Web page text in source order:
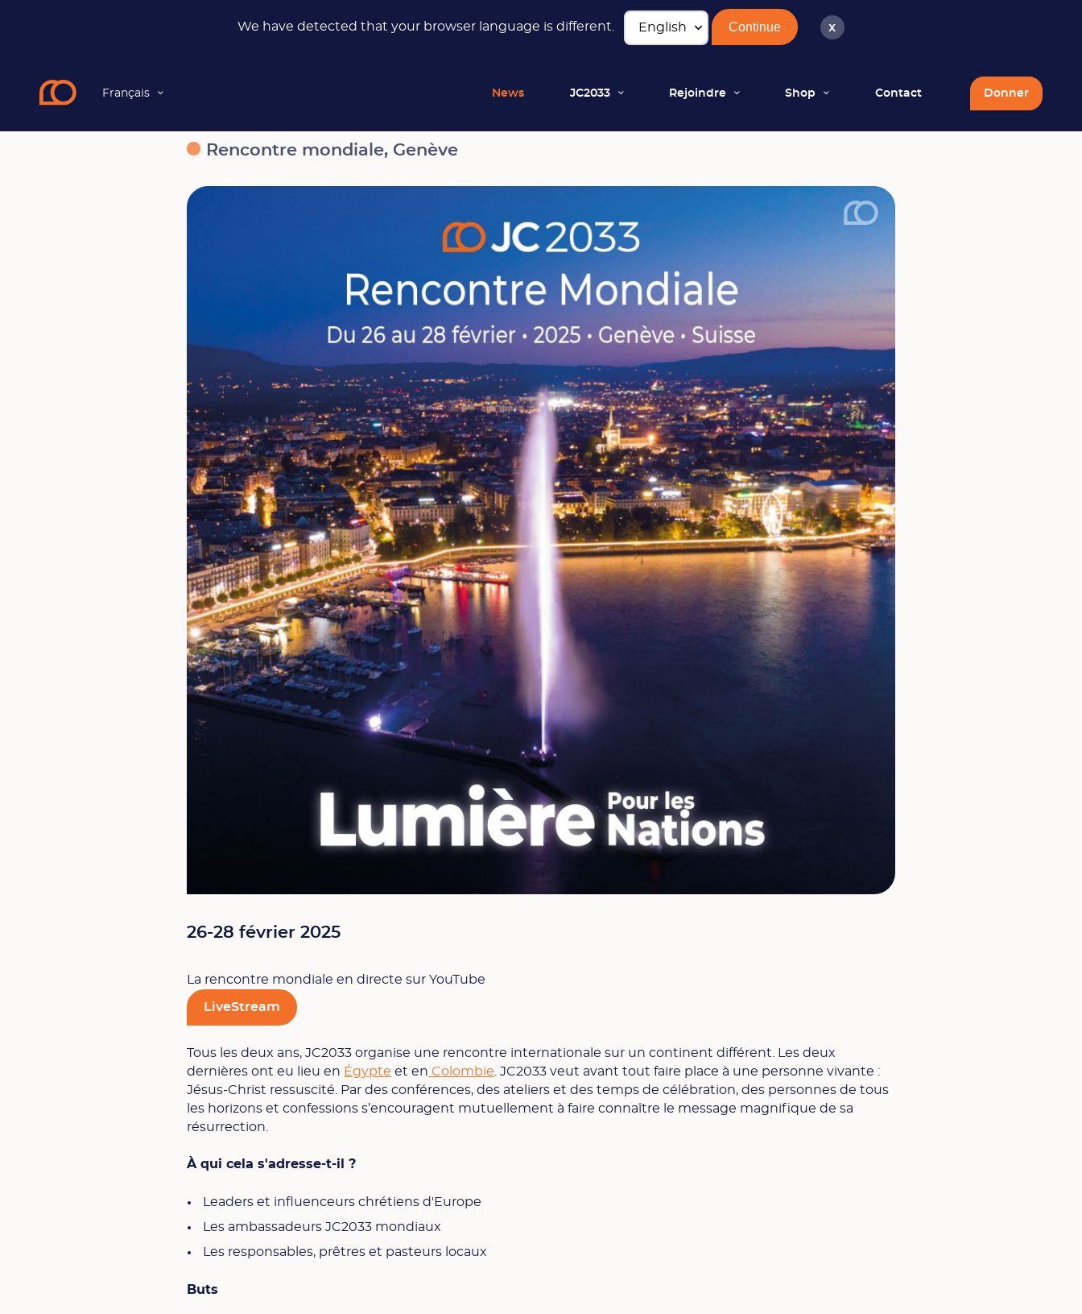
We have detected that your browser language is different. Continue x
Français News JC2033 Rejoindre Shop Contact Donner
News Rencontre mondiale, Genève
Rencontre mondiale, Genève
26-28 février 2025
La rencontre mondiale en directe sur YouTube
LiveStream
Tous les deux ans, JC2033 organise une rencontre internationale sur un continent différent. Les deux
dernières ont eu lieu en Égypte et en Colombie. JC2033 veut avant tout faire place à une personne vivante :
Jésus-Christ ressuscité. Par des conférences, des ateliers et des temps de célébration, des personnes de tous
les horizons et confessions s’encouragent mutuellement à faire connaître le message magnifique de sa
résurrection.
À qui cela s'adresse-t-il ?
Leaders et influenceurs chrétiens d'Europe
Les ambassadeurs JC2033 mondiaux
Les responsables, prêtres et pasteurs locaux
Buts